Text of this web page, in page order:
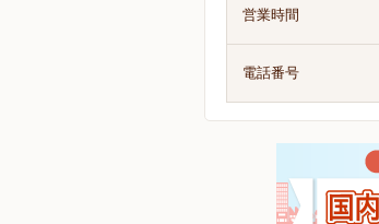
営業時間
電話番号